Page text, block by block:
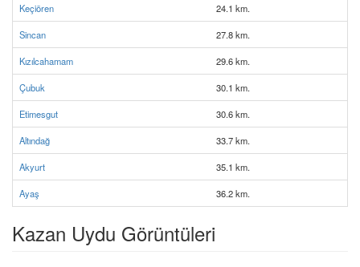
Keçiören 24.1 km.
Sincan 27.8 km.
Kızılcahamam 29.6 km.
Çubuk 30.1 km.
Etimesgut 30.6 km.
Altındağ 33.7 km.
Akyurt 35.1 km.
Ayaş 36.2 km.
Kazan Uydu Görüntüleri